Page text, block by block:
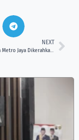
NEXT
Brimob Polda Metro Jaya Dikerahkan Amankan Penggerebekan Judi Online Internasional di Jakarta Barat